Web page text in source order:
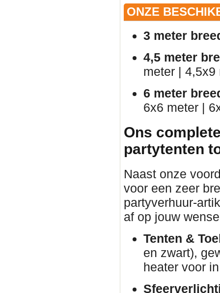
ONZE
3 meter
4,5 meter
meter | 4,5x9
6 meter
6x6 meter |
Ons
partytenten
Naast onze
voor een zeer
partyverhuur-
af op jouw
Tenten &
en zwart),
heater voor